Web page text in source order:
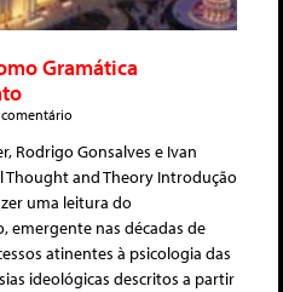
Gramática
Rodrigo Gonsalves e Ivan
Thought and Theory Introdução
uma leitura do
emergente nas décadas de
atinentes à psicologia das
ideológicas descritos a partir